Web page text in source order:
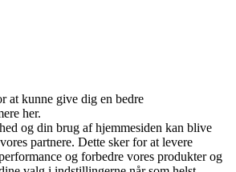
at kunne give dig en bedre
her.
og din brug af hjemmesiden kan blive
partnere. Dette sker for at levere
og forbedre vores produkter og